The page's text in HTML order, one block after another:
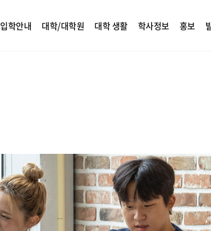
입학안내 대학/대학원 대학 생활 학사정보 홍보